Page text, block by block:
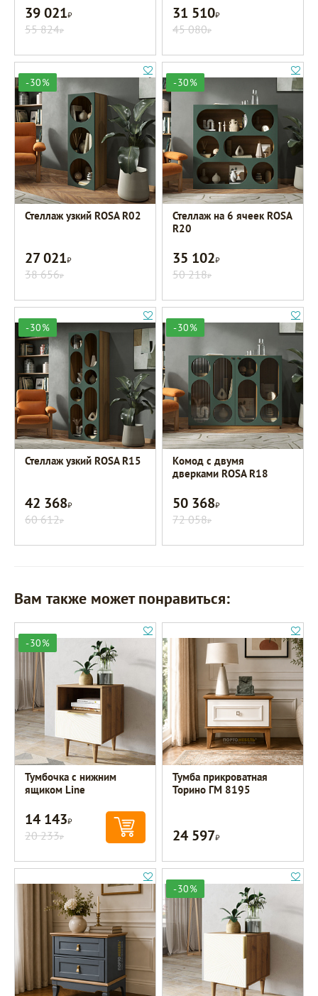
39 021Р
55 824Р
31 510Р
45 080Р
-30%
Стеллаж узкий ROSA R02
27 021Р
38 656Р
-30%
Стеллаж на 6 ячеек ROSA
R20
35 102Р
50 218Р
-30%
Стеллаж узкий ROSA R15
42 368Р
60 612Р
-30%
Комод с двумя
дверками ROSA R18
50 368Р
72 058Р
Вам также может понравиться:
-30%
Тумбочка с нижним
ящиком Line
14 143Р
20 233Р
Тумба прикроватная
Торино ГМ 8195
24 597Р
-30%